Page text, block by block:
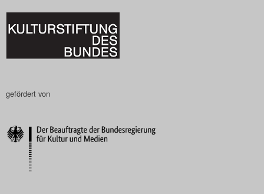
2025
Das Theatertreffen-Blog
Nutzungsbedingungen
gefördert von